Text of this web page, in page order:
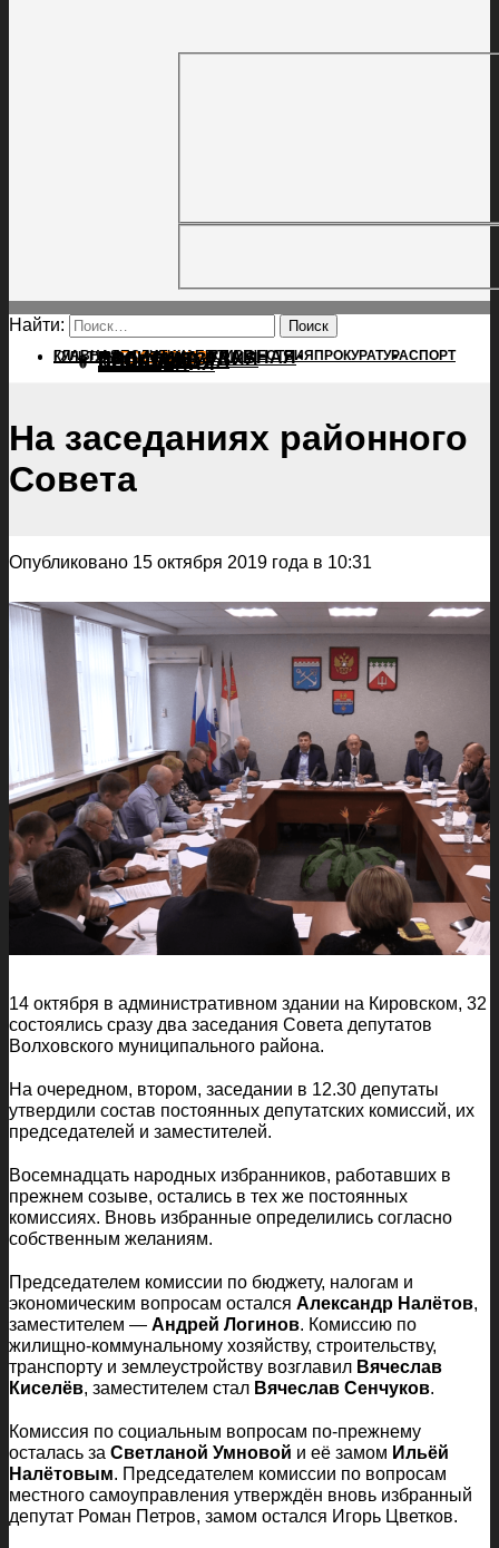
Найти:
ГЛАВНАЯПОЛИТИКАПРОИСШЕСТВИЯ ПРОКУРАТУРАСПОРТ
КУЛЬТУРАПОСЕЛЕНИЯГЛАВНАЯ
ПОЛИТИКА
ПРОИСШЕСТВИЯ
ПРОКУРАТУРА
СПОРТ
КУЛЬТУРА
ПОСЕЛЕНИЯ
На заседаниях районного
Совета
Опубликовано 15 октября 2019 года в 10:31
14 октября в административном здании на Кировском, 32
состоялись сразу два заседания Совета депутатов
Волховского муниципального района.
На очередном, втором, заседании в 12.30 депутаты
утвердили состав постоянных депутатских комиссий, их
председателей и заместителей.
Восемнадцать народных избранников, работавших в
прежнем созыве, остались в тех же постоянных
комиссиях. Вновь избранные определились согласно
собственным желаниям.
Председателем комиссии по бюджету, налогам и
экономическим вопросам остался Александр Налётов,
заместителем — Андрей Логинов. Комиссию по
жилищно-коммунальному хозяйству, строительству,
транспорту и землеустройству возглавил Вячеслав
Киселёв, заместителем стал Вячеслав Сенчуков.
Комиссия по социальным вопросам по-прежнему
осталась за Светланой Умновой и её замом Ильёй
Налётовым. Председателем комиссии по вопросам
местного самоуправления утверждён вновь избранный
депутат Роман Петров, замом остался Игорь Цветков.